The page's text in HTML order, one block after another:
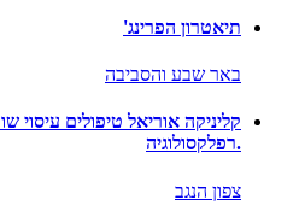
תיאטרון הפרינג'
באר שבע והסביבה
קליניקה אוריאל טיפולים עיסוי
.רפלקסולוגיה
צפון הנגב